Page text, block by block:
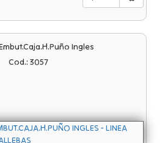
Ingles
Cod.: 3057